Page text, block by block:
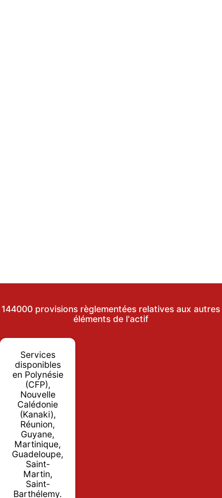
144000 provisions règlementées relatives aux autres
éléments de l'actif
Services
disponibles
en Polynésie
(CFP),
Nouvelle
Calédonie
(Kanaki),
Réunion,
Guyane,
Martinique,
Guadeloupe,
Saint-
Martin,
Saint-
Barthélemy.